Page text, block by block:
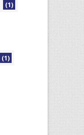
(1)
(1)